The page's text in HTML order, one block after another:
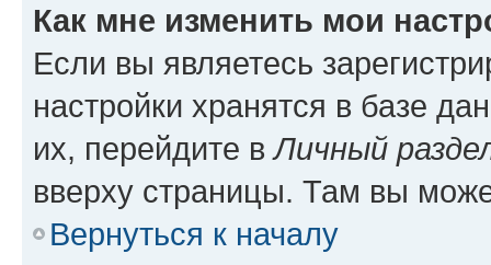
Как мне изменить мои
Если вы являетесь
настройки хранятся в базе
их, перейдите вЛичный
вверху страницы. Там вы
Вернуться к началу